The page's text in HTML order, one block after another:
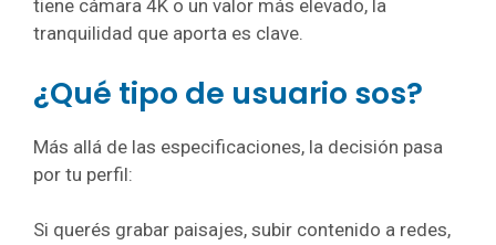
tiene cámara 4K o un valor más elevado, la
tranquilidad que aporta es clave.
¿Qué tipo de usuario sos?
Más allá de las especificaciones, la decisión pasa
por tu perfil:
Si querés grabar paisajes, subir contenido a redes,